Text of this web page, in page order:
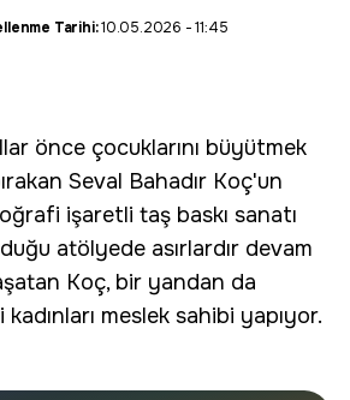
Tarihi:10.05.2026 - 11:45
önce çocuklarını büyütmek
Seval Bahadır Koç'un
işaretli taş baskı sanatı
atölyede asırlardır devam
Koç, bir yandan da
meslek sahibi yapıyor.